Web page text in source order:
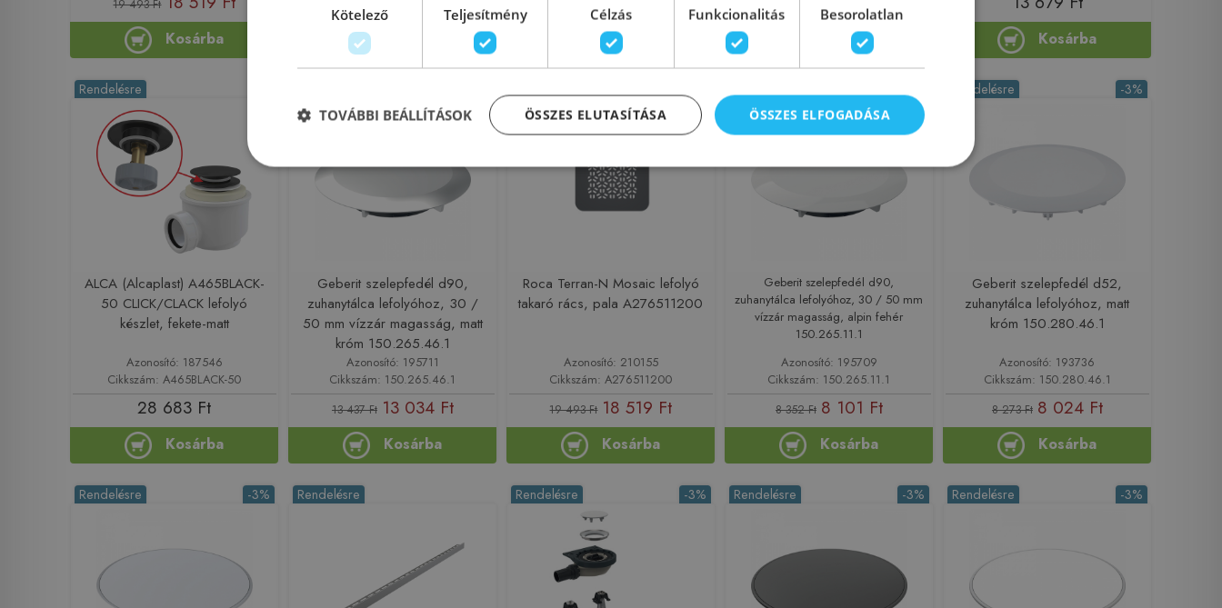
19 493 Ft
Kosárba Kosárba Kosárba Kosárba
Rendelésre
ALCA (Alcaplast) A465BLACK-
50 CLICK/CLACK lefolyó
készlet, fekete-matt
Azonosító: 187546
Cikkszám: A465BLACK-50
28 683 Ft
Kosárba
Geberit szelepfedél d90,
zuhanytálca lefolyóhoz, 30 /
50 mm vízzár magasság, matt
króm 150.265.46.1
Azonosító: 195711
Cikkszám: 150.265.46.1
13 437 Ft 13 034 Ft
Kosárba
Roca Terran-N Mosaic lefolyó
takaró rács, pala A276511200
Azonosító: 210155
Cikkszám: A276511200
19 493 Ft 18 519 Ft
Kosárba
Geberit szelepfedél d90,
zuhanytálca lefolyóhoz, 30 / 50 mm
vízzár magasság, alpin fehér
150.265.11.1
Azonosító: 195709
Cikkszám: 150.265.11.1
8 352 Ft 8 101 Ft
Kosárba
-3%
Rendelésre
Geberit szelepfedél d52,
zuhanytálca lefolyóhoz, matt
króm 150.280.46.1
Azonosító: 193736
Cikkszám: 150.280.46.1
8 273 Ft 8 024 Ft
Kosárba
-3%
Rendelésre Rendelésre -3%
Rendelésre -3%
Rendelésre -3%
Rendelésre
Kötelező Teljesítmény Célzás Funkcionalitás Besorolatlan
ÖSSZES ELFOGADÁSA
ÖSSZES ELUTASÍTÁSA
TOVÁBBI BEÁLLÍTÁSOK